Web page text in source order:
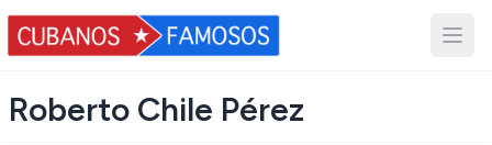
Roberto Chile Pérez